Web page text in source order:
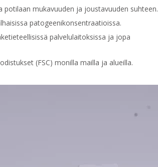
potilaan mukavuuden ja joustavuuden suhteen.
patogeenikonsentraatioissa.
palvelulaitoksissa ja jopa
(FSC) monilla mailla ja alueilla.